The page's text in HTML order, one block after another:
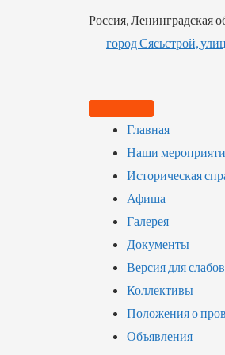
Россия, Ленинградская
город Сясьстрой,
Главная
Наши
Историческая
Афиша
Галерея
Документы
Версия для
Коллективы
Положения о
Объявления